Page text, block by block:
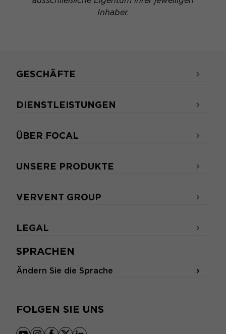
Inhaber.
SPRACHEN
Ändern Sie die Sprache
FOLGEN SIE UNS
GESCHÄFTE
DIENSTLEISTUNGEN
ÜBER FOCAL
UNSERE PRODUKTE
VERVENT GROUP
LEGAL